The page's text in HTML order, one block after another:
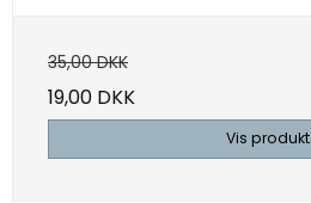
35,00 DKK
19,00 DKK
Vis produkt